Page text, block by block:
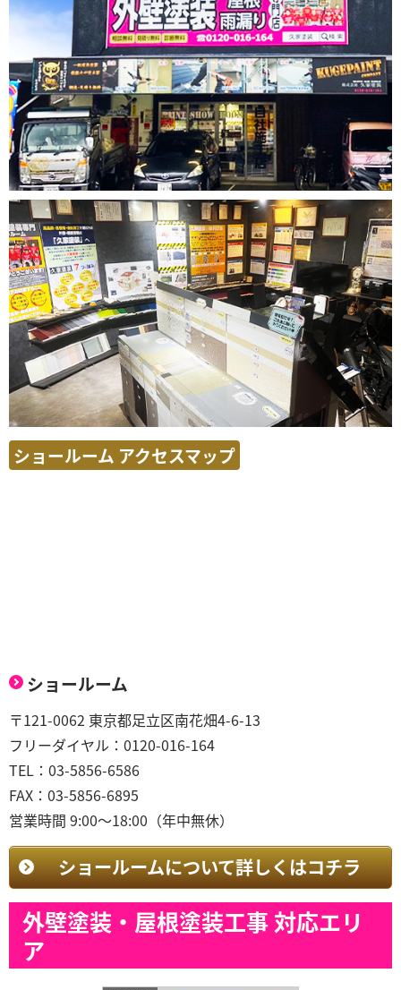
ショールーム アクセスマップ
ショールーム
〒121-0062 東京都足立区南花畑4-6-13
フリーダイヤル：0120-016-164
TEL：03-5856-6586
FAX：03-5856-6895
営業時間 9:00～18:00（年中無休）
ショールームについて詳しくはコチラ
外壁塗装・屋根塗装工事 対応エリ
ア